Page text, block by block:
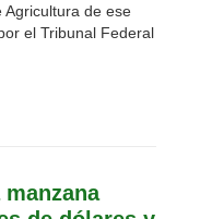
Agricultura de ese
el Tribunal Federal